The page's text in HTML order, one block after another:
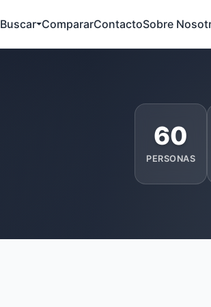
Buscar CompararContactoSobre
60
PERSONAS